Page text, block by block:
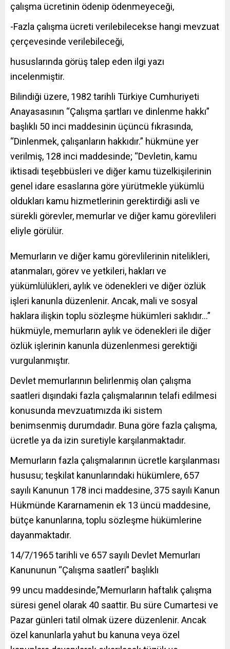
çalışma ücretinin ödenip ödenmeyeceği,
-Fazla çalışma ücreti verilebilecekse hangi mevzuat
çerçevesinde verilebileceği,
hususlarında görüş talep eden ilgi yazı
incelenmiştir.
Bilindiği üzere, 1982 tarihli Türkiye Cumhuriyeti
Anayasasının “Çalışma şartları ve dinlenme hakkı”
başlıklı 50 inci maddesinin üçüncü fıkrasında,
“Dinlenmek, çalışanların hakkıdır.” hükmüne yer
verilmiş, 128 inci maddesinde; “Devletin, kamu
iktisadi teşebbüsleri ve diğer kamu tüzelkişilerinin
genel idare esaslarına göre yürütmekle yükümlü
oldukları kamu hizmetlerinin gerektirdiği asli ve
sürekli görevler, memurlar ve diğer kamu görevlileri
eliyle görülür.
Memurların ve diğer kamu görevlilerinin nitelikleri,
atanmaları, görev ve yetkileri, hakları ve
yükümlülükleri, aylık ve ödenekleri ve diğer özlük
işleri kanunla düzenlenir. Ancak, mali ve sosyal
haklara ilişkin toplu sözleşme hükümleri saklıdır…”
hükmüyle, memurların aylık ve ödenekleri ile diğer
özlük işlerinin kanunla düzenlenmesi gerektiği
vurgulanmıştır.
Devlet memurlarının belirlenmiş olan çalışma
saatleri dışındaki fazla çalışmalarının telafi edilmesi
konusunda mevzuatımızda iki sistem
benimsenmiş durumdadır. Buna göre fazla çalışma,
ücretle ya da izin suretiyle karşılanmaktadır.
Memurların fazla çalışmalarının ücretle karşılanması
hususu; teşkilat kanunlarındaki hükümlere, 657
sayılı Kanunun 178 inci maddesine, 375 sayılı Kanun
Hükmünde Kararnamenin ek 13 üncü maddesine,
bütçe kanunlarına, toplu sözleşme hükümlerine
dayanmaktadır.
14/7/1965 tarihli ve 657 sayılı Devlet Memurları
Kanununun “Çalışma saatleri” başlıklı
99 uncu maddesinde,”Memurların haftalık çalışma
süresi genel olarak 40 saattir. Bu süre Cumartesi ve
Pazar günleri tatil olmak üzere düzenlenir. Ancak
özel kanunlarla yahut bu kanuna veya özel